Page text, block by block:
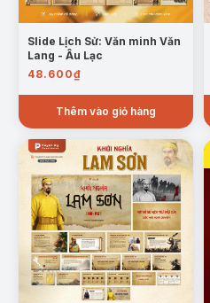
Slide Lịch Sử: Văn minh Văn
Lang - Âu Lạc
48.600₫
Thêm vào giỏ hàng